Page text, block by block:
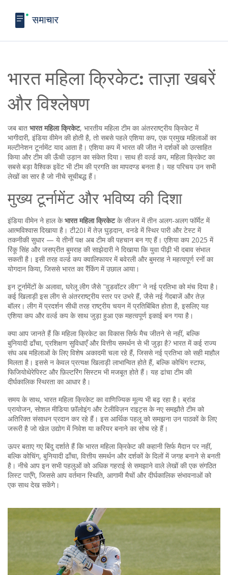
भारत महिला क्रिकेट: ताज़ा खबरें
और विश्लेषण
जब बात भारत महिला क्रिकेट, भारतीय महिला टीम का अंतरराष्ट्रीय क्रिकेट में
भागीदारी, इंडिया वीमेन की होती है, तो सबसे पहलेएशिया कप, एक प्रमुख महिलाओं का
मल्टीनेशन टूर्नामेंट याद आता है। एशिया कप में भारत की जीत ने दर्शकों को उत्साहित
किया और टीम की ऊँची उड़ान का संकेत दिया। साथ हीवर्ल्ड कप, महिला क्रिकेट का
सबसे बड़ा वैश्विक इवेंट भी टीम की प्रगति का मापदण्ड बनता है। यह परिचय उन सभी
लेखों का सार है जो नीचे सूचीबद्ध हैं।
मुख्य टूर्नामेंट और भविष्य की दिशा
इंडिया वीमेन ने हाल केभारत महिला क्रिकेटके सीजन में तीन अलग-अलग फॉर्मेट में
आत्मविश्वास दिखाया है। टी20I में तेज़ घुड़दान, वनडे में स्थिर पारी और टेस्ट में
तकनीकी सुधार — ये तीनों पक्ष अब टीम की पहचान बन गए हैं। एशिया कप 2025 में
रिंकू सिंह और जसप्रीत बुमराह की साझेदारी ने दिखाया कि युवा पीढ़ी भी दबाव संभाल
सकती है। इसी तरह वर्ल्ड कप क्वालिफायर में बवेरली और बुमराह ने महत्वपूर्ण रनों का
योगदान किया, जिससे भारत का रैंकिंग में उछाल आया।
इन टूर्नामेंटों के अलावा, घरेलू लीग जैसे "वुडवॉटर लीग" ने नई प्रतिभा को मंच दिया है।
कई खिलाड़ी इस लीग से अंतरराष्ट्रीय स्तर पर उभरे हैं, जैसे नई गेंदबाजें और तेज़
बॉलर। लीग में प्रदर्शन सीधी तरह राष्ट्रीय चयन में प्रतिबिंबित होता है, इसलिए यह
एशिया कप और वर्ल्ड कप के साथ जुड़ा हुआ एक महत्वपूर्ण इकाई बन गया है।
क्या आप जानते हैं कि महिला क्रिकेट का विकास सिर्फ मैच जीतने से नहीं, बल्कि
बुनियादी ढाँचा, प्रशिक्षण सुविधाएँ और वित्तीय समर्थन से भी जुड़ा है? भारत में कई राज्य
संघ अब महिलाओं के लिए विशेष अकादमी चला रहे हैं, जिससे नई प्रतिभा को सही माहौल
मिलता है। इससे न केवल प्रत्यक्ष खिलाड़ी लाभान्वित होते हैं, बल्कि कोचिंग स्टाफ,
फिजियोथेरेपिस्ट और फ़िल्टरिंग सिस्टम भी मजबूत होते हैं। यह ढांचा टीम की
दीर्घकालिक स्थिरता का आधार है।
समय के साथ, भारत महिला क्रिकेट का वाणिज्यिक मूल्य भी बढ़ रहा है। ब्रांड
प्रायोजन, सोशल मीडिया फ़ॉलोइंग और टेलीविज़न राइट्स के नए समझौते टीम को
अतिरिक्त संसाधन प्रदान कर रहे हैं। इस आर्थिक पहलू को समझना उन पाठकों के लिए
जरूरी है जो खेल उद्योग में निवेश या करियर बनाने का सोच रहे हैं।
ऊपर बताए गए बिंदु दर्शाते हैं कि भारत महिला क्रिकेट की कहानी सिर्फ मैदान पर नहीं,
बल्कि कोचिंग, बुनियादी ढाँचा, वित्तीय समर्थन और दर्शकों के दिलों में जगह बनाने से बनती
है। नीचे आप इन सभी पहलुओं को अधिक गहराई से समझाने वाले लेखों की एक संगठित
लिस्ट पाएँगे, जिससे आप वर्तमान स्थिति, आगामी मैचों और दीर्घकालिक संभावनाओं को
एक साथ देख सकेंगे।